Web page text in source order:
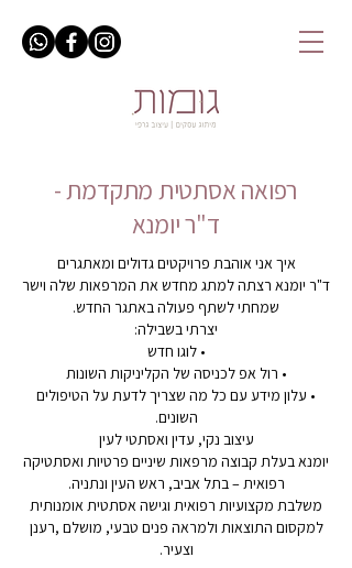
רפואה אסתטית מתקדמת -
ד"ר יומנא
איך אני אוהבת פרויקטים גדולים ומאתגרים
ד"ר יומנא רצתה למתג מחדש את המרפאות שלה וישר
שמחתי לשתף פעולה באתגר החדש.
יצרתי בשבילה:
• לוגו חדש
• רול אפ לכניסה של הקליניקות השונות
• עלון מידע עם כל מה שצריך לדעת על הטיפולים
השונים.
עיצוב נקי, עדין ואסתטי לעין
יומנא בעלת קבוצה מרפאות שיניים פרטיות ואסתטיקה
רפואית – בתל אביב, ראש העין ונתניה.
משלבת מקצועיות רפואית וגישה אסתטית אומנותית
למקסום התוצאות ולמראה פנים טבעי, מושלם ,רענן
וצעיר.